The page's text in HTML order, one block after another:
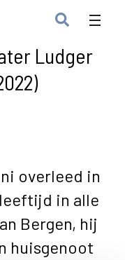
Ludger
overleed in
in alle
Bergen, hij
huisgenoot